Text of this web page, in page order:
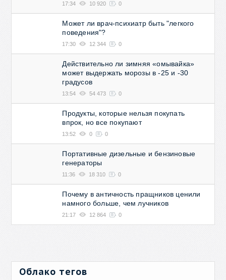
17:34 10 920 0
Может ли врач-психиатр быть "легкого
поведения"?
17:30 12 344 0
Действительно ли зимняя «омывайка»
может выдержать морозы в -25 и -30
градусов
13:54 54 473 0
Продукты, которые нельзя покупать
впрок, но все покупают
13:52 0 0
Портативные дизельные и бензиновые
генераторы
11:36 18 310 0
Почему в античность пращников ценили
намного больше, чем лучников
21:17 12 864 0
Облако тегов